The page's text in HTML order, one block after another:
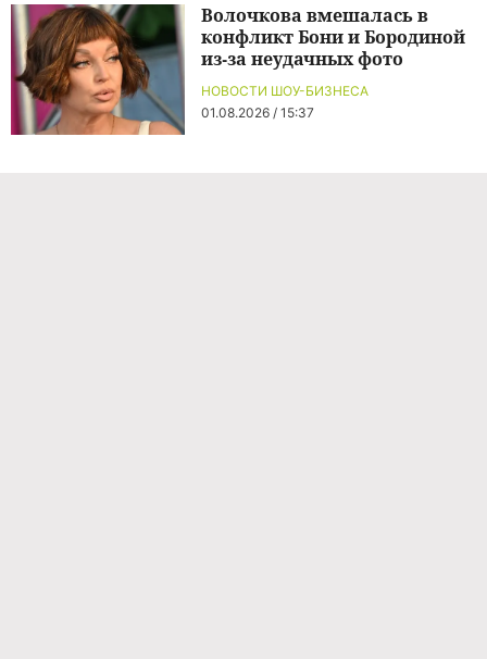
НОВОСТИ ШОУ-БИЗНЕСА
01.08.2026 / 15:37
Волочкова вмешалась в
конфликт Бони и Бородиной
из-за неудачных фото